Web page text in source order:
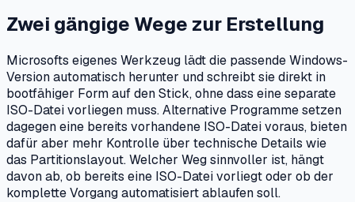
Zwei gängige Wege zur Erstellung
Microsofts eigenes Werkzeug lädt die passende Windows-
Version automatisch herunter und schreibt sie direkt in
bootfähiger Form auf den Stick, ohne dass eine separate
ISO-Datei vorliegen muss. Alternative Programme setzen
dagegen eine bereits vorhandene ISO-Datei voraus, bieten
dafür aber mehr Kontrolle über technische Details wie
das Partitionslayout. Welcher Weg sinnvoller ist, hängt
davon ab, ob bereits eine ISO-Datei vorliegt oder ob der
komplette Vorgang automatisiert ablaufen soll.